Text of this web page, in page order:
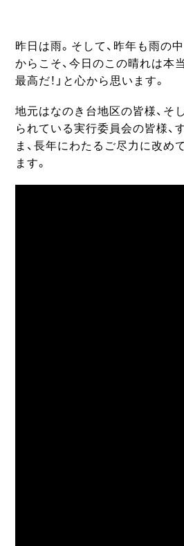
昨日は雨。そして、昨年も雨の
からこそ、今日のこの晴れは本
最高だ！」と心から思います。
地元はなのき台地区の皆様、そ
られている実行委員会の皆様、
ま、長年にわたるご尽力に改め
ます。